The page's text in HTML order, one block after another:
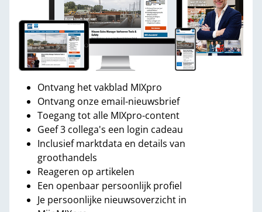
Ontvang het vakblad MIXpro
Ontvang onze email-nieuwsbrief
Toegang tot alle MIXpro-content
Geef 3 collega's een login cadeau
Inclusief marktdata en details van
groothandels
Reageren op artikelen
Een openbaar persoonlijk profiel
Je persoonlijke nieuwsoverzicht in